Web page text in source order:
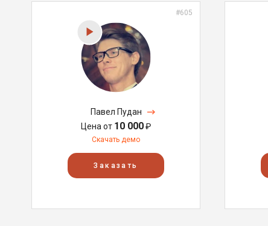
#605
Павел Пудан
Цена от 10 000₽
Скачать демо
Заказать